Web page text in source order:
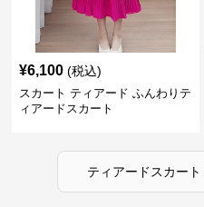
¥6,100 (税込)
スカート ティアード ふんわりテ
ィアードスカート
ティアードスカート